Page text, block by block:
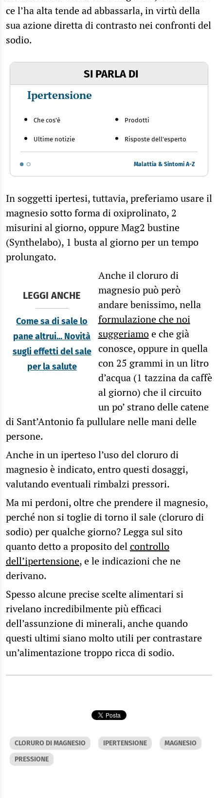
ce l’ha alta tende ad abbassarla, in virtù della
sua azione diretta di contrasto nei confronti del
sodio.
SI PARLA DI
Ipertensione
Che cos'è
Ultime notizie
Prodotti
Risposte dell'esperto
Malattia & Sintomi A-Z
In soggetti ipertesi, tuttavia, preferiamo usare il
magnesio sotto forma di oxiprolinato, 2
misurini al giorno, oppure Mag2 bustine
(Synthelabo), 1 busta al giorno per un tempo
prolungato.
LEGGI ANCHE
Come sa di sale lo
pane altrui... Novità
sugli effetti del sale
per la salute
Anche il cloruro di
magnesio può però
andare benissimo, nella
formulazione che noi
suggeriamoe che già
conosce, oppure in quella
con 25 grammi in un litro
d’acqua (1 tazzina da caffè
al giorno) che il circuito
un po’ strano delle catene
di Sant’Antonio fa pullulare nelle mani delle
persone.
Anche in un iperteso l’uso del cloruro di
magnesio è indicato, entro questi dosaggi,
valutando eventuali rimbalzi pressori.
Ma mi perdoni, oltre che prendere il magnesio,
perché non si toglie di torno il sale (cloruro di
sodio) per qualche giorno? Legga sul sito
quanto detto a proposito delcontrollo
dell’ipertensione, e le indicazioni che ne
derivano.
Spesso alcune precise scelte alimentari si
rivelano incredibilmente più efficaci
dell’assunzione di minerali, anche quando
questi ultimi siano molto utili per contrastare
un’alimentazione troppo ricca di sodio.
CLORURO DI MAGNESIO IPERTENSIONE
MAGNESIO
PRESSIONE